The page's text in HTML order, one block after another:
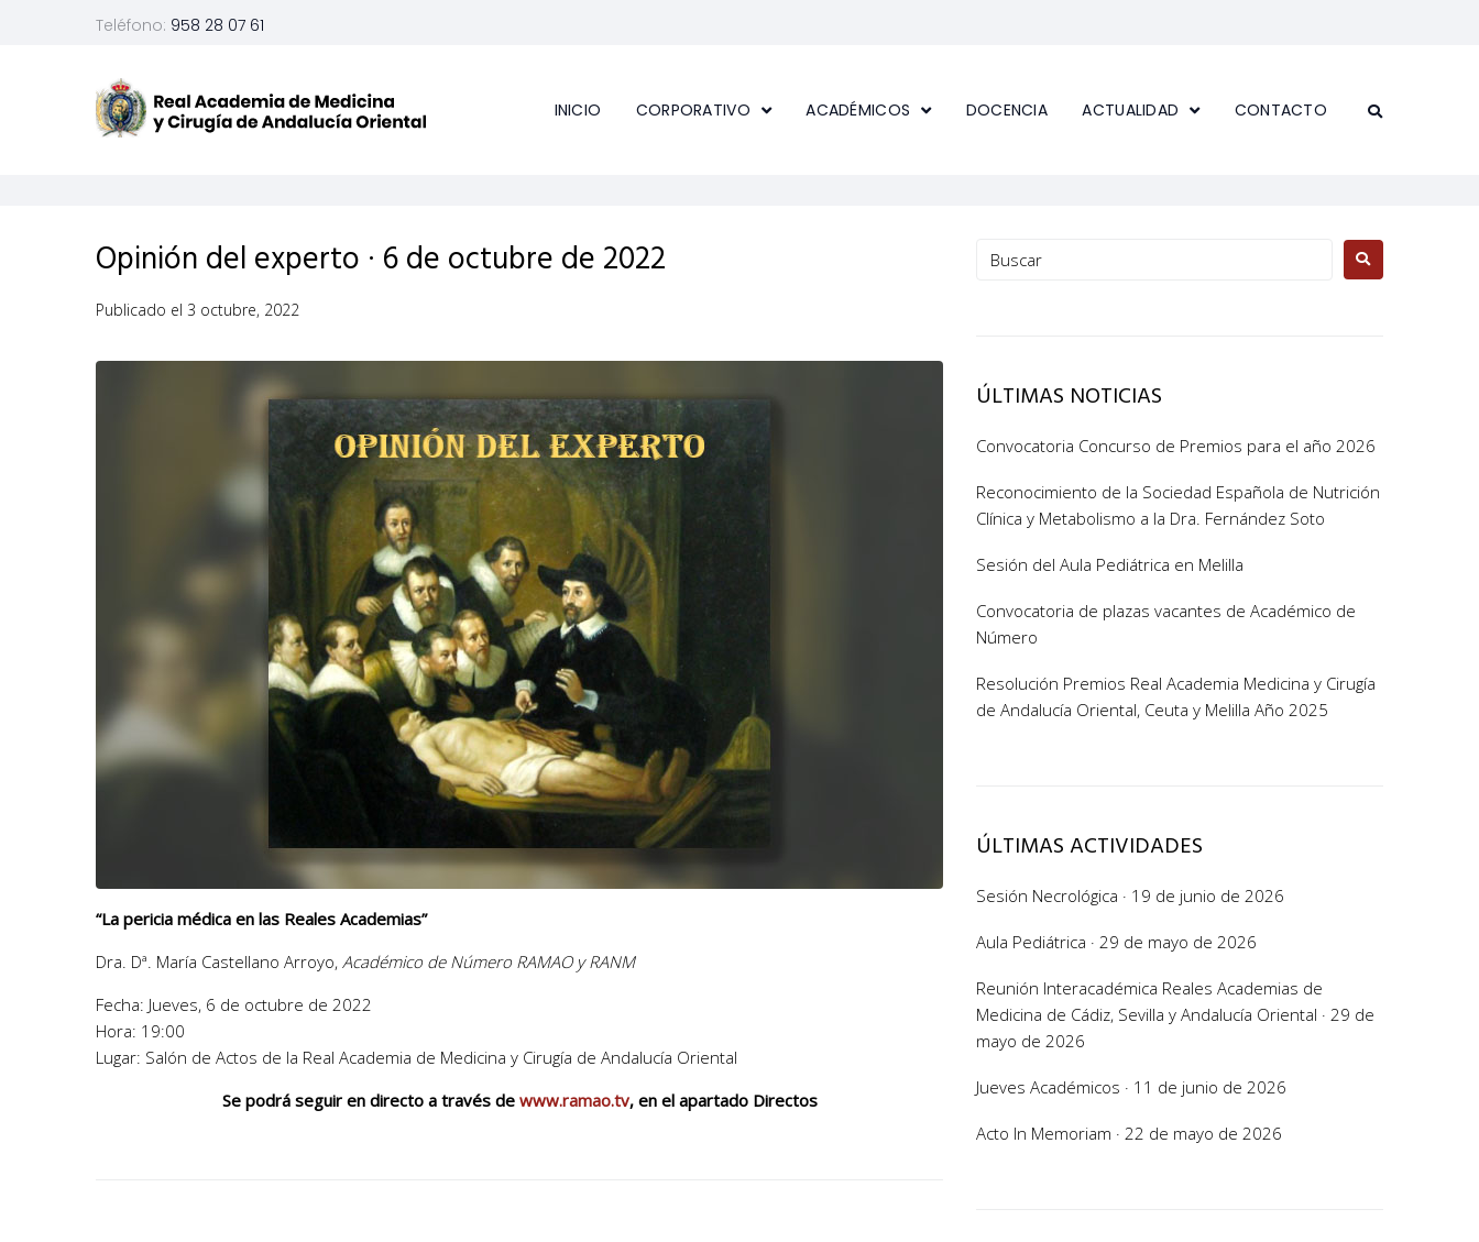
Teléfono: 958 28 07 61
INICIO CORPORATIVO ACADÉMICOS DOCENCIA ACTUALIDAD CONTACTO
Opinión del experto · 6 de octubre de 2022
Publicado el 3 octubre, 2022
“La pericia médica en las Reales Academias”
Dra. Dª. María Castellano Arroyo, Académico de Número RAMAO y RANM
Fecha: Jueves, 6 de octubre de 2022
Hora: 19:00
Lugar: Salón de Actos de la Real Academia de Medicina y Cirugía de Andalucía Oriental
Se podrá seguir en directo a través de www.ramao.tv, en el apartado Directos
ÚLTIMAS NOTICIAS
Convocatoria Concurso de Premios para el año 2026
Reconocimiento de la Sociedad Española de Nutrición
Clínica y Metabolismo a la Dra. Fernández Soto
Sesión del Aula Pediátrica en Melilla
Convocatoria de plazas vacantes de Académico de
Número
Resolución Premios Real Academia Medicina y Cirugía
de Andalucía Oriental, Ceuta y Melilla Año 2025
ÚLTIMAS ACTIVIDADES
Sesión Necrológica · 19 de junio de 2026
Aula Pediátrica · 29 de mayo de 2026
Reunión Interacadémica Reales Academias de
Medicina de Cádiz, Sevilla y Andalucía Oriental · 29 de
mayo de 2026
Jueves Académicos · 11 de junio de 2026
Acto In Memoriam · 22 de mayo de 2026